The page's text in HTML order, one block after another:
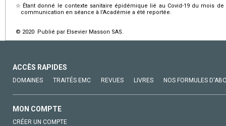
☆ Étant donné le contexte sanitaire épidémique lié au Covid-19 du mois
communication en séance à l’Académie a été reportée.
© 2020 Publié par Elsevier Masson SAS.
ACCÈS RAPIDES
DOMAINES TRAITÉS EMC REVUES LIVRES NOS FORMULES
MON COMPTE
CRÉER UN COMPTE